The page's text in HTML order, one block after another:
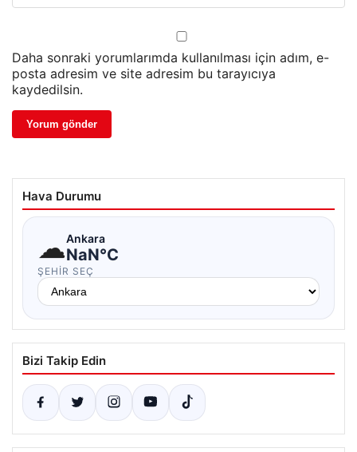
Daha sonraki yorumlarımda kullanılması için adım, e-
posta adresim ve site adresim bu tarayıcıya
kaydedilsin.
Hava Durumu
☁Ankara
NaN°C
ŞEHIR SEÇ
Bizi Takip Edin